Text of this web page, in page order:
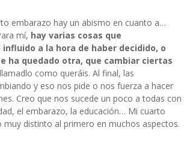
embarazo hay un abismo en cuanto a…
mí, hay varias cosas que
a la hora de haber decidido, o
ha quedado otra, que cambiar ciertas
como queráis. Al final, las
y eso nos pide o nos fuerza a hacer
Creo que nos sucede un poco a todas con
el embarazo, la educación… Mi cuarto
muy distinto al primero en muchos aspectos.